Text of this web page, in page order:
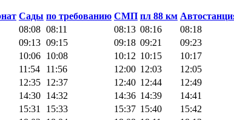
Сады по требованию СМП пл 88 км
08:08 08:11 08:13 08:16
08:18
09:13 09:15 09:18 09:21
09:23
10:06 10:08 10:12 10:15
10:17
11:54 11:56 12:00 12:03
12:05
12:35 12:37 12:40 12:44
12:49
14:30 14:32 14:36 14:39
14:41
15:31 15:33 15:37 15:40
15:42